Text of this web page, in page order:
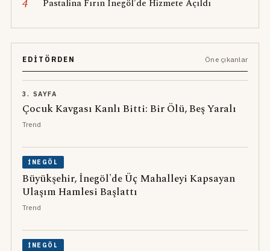
4 Pastalina Fırın İnegöl'de Hizmete Açıldı
EDITÖRDEN Öne çıkanlar
3. SAYFA
Çocuk Kavgası Kanlı Bitti: Bir Ölü, Beş Yaralı
Trend
İNEGÖL
Büyükşehir, İnegöl'de Üç Mahalleyi Kapsayan
Ulaşım Hamlesi Başlattı
Trend
İNEGÖL